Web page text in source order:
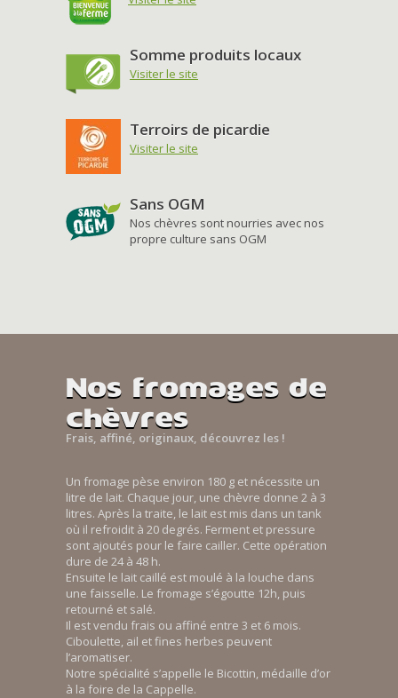
Somme produits locaux
Visiter le site
Terroirs de picardie
Visiter le site
Sans OGM
Nos chèvres sont nourries avec nos
propre culture sans OGM
Nos fromages de
chèvres
Frais, affiné, originaux, découvrez les !
Un fromage pèse environ 180 g et nécessite un
litre de lait. Chaque jour, une chèvre donne 2 à 3
litres. Après la traite, le lait est mis dans un tank
où il refroidit à 20 degrés. Ferment et pressure
sont ajoutés pour le faire cailler. Cette opération
dure de 24 à 48 h.
Ensuite le lait caillé est moulé à la louche dans
une faisselle. Le fromage s’égoutte 12h, puis
retourné et salé.
Il est vendu frais ou affiné entre 3 et 6 mois.
Ciboulette, ail et fines herbes peuvent
l’aromatiser.
Notre spécialité s’appelle le Bicottin, médaille d’or
à la foire de la Cappelle.